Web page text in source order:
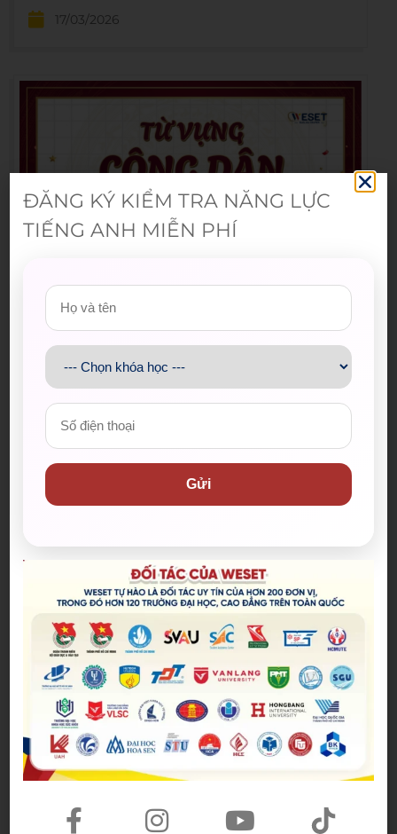
giáo sư đại học danh tiếng như Harvard hay
Stanford đưa vào giáo trình giảng dạy như một
"mỏ vàng" về từ vựng, cấu trúc ngữ pháp và tư
duy kể chuyện (storytelling).
17/03/2026
TỪ VỰNG TIẾNG ANH CHỦ ĐỀ ĐẠI HỘI & BẦU
CỬ KHÓA XVI: CẬP NHẬT MỚI NHẤT
Đăng bởi: Admin
Việc cập nhật từ vựng theo dòng chảy thời sự là
phương pháp học tiếng Anh thông minh và hiệu
quả nhất. Hy vọng bộ từ vựng về Đại hội & Bầu
cử khóa XVI này sẽ giúp ích cho bạn trong quá
– HAPPY WOMEN’S DAY
ĐĂNG KÝ KIỂM TRA NĂNG LỰC
TIẾNG ANH MIỄN PHÍ
Gửi